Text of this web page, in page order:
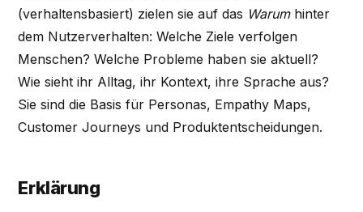
(verhaltensbasiert) zielen sie auf das Warumhinter
dem Nutzerverhalten: Welche Ziele verfolgen
Menschen? Welche Probleme haben sie aktuell?
Wie sieht ihr Alltag, ihr Kontext, ihre Sprache aus?
Sie sind die Basis für Personas, Empathy Maps,
Customer Journeys und Produktentscheidungen.
Erklärung